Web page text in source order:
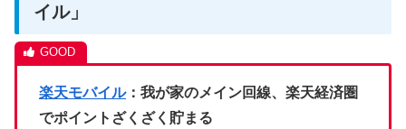
イル」
楽天モバイル：我が家のメイン回線、楽天経済圏
でポイントざくざく貯まる